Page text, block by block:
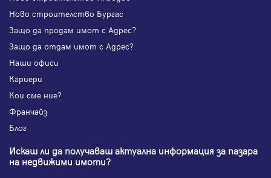
Ново строителство Бургас
Защо да продам имот с Адрес?
Защо да отдам имот с Адрес?
Наши офиси
Кариери
Кои сме ние?
Франчайз
Блог
Искаш ли да получаваш актуална информация за пазара
на недвижими имоти?